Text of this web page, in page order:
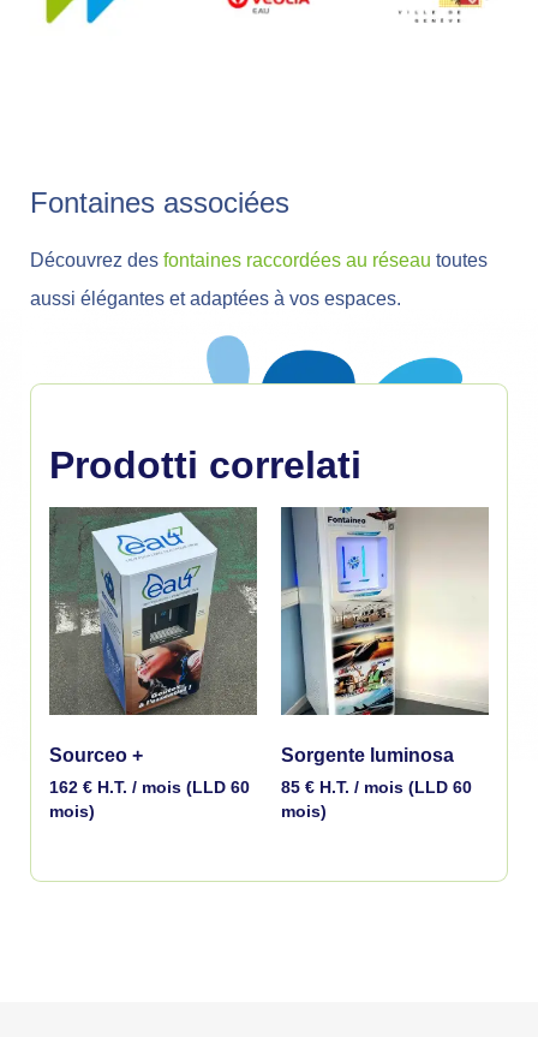
Fontaines associées
Découvrez des fontaines raccordées au réseau toutes
aussi élégantes et adaptées à vos espaces.
Prodotti correlati
Sourceo +
162 € H.T. / mois (LLD 60
mois)
Sorgente luminosa
85 € H.T. / mois (LLD 60
mois)